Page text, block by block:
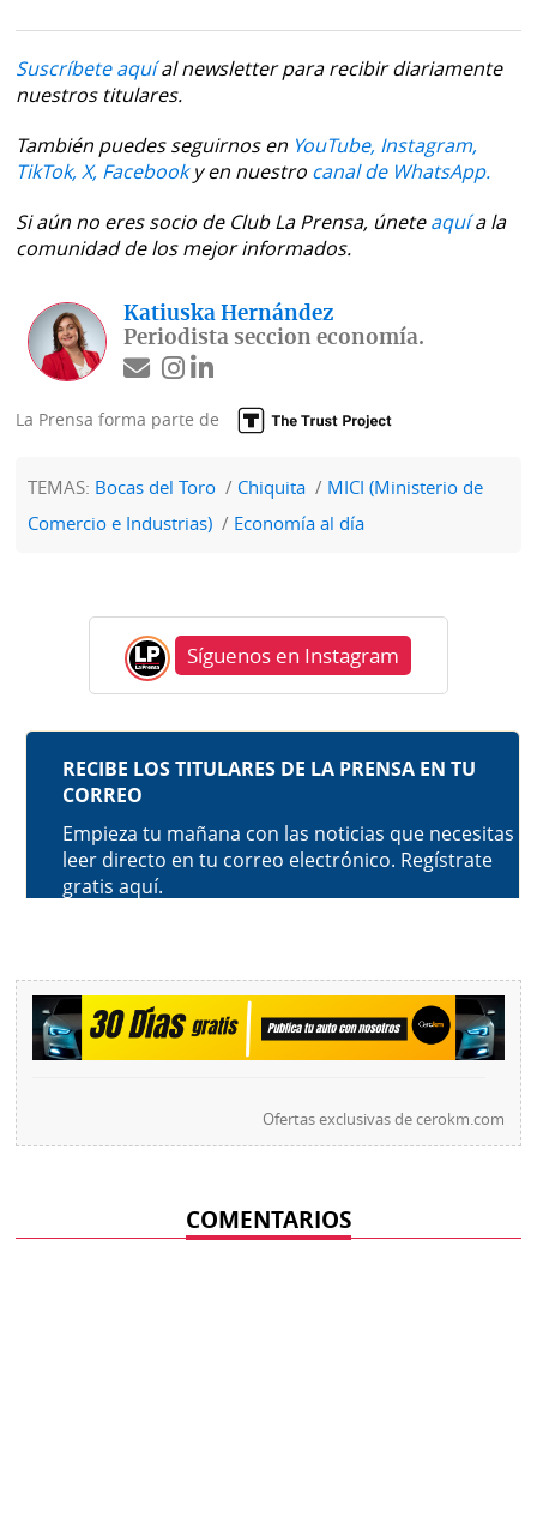
Suscríbete aquíal newsletter para recibir diariamente
nuestros titulares.
También puedes seguirnos en YouTube, Instagram,
TikTok, X, Facebooky en nuestro canal de WhatsApp.
Si aún no eres socio de Club La Prensa, úneteaquía la
comunidad de los mejor informados.
Katiuska Hernández
Periodista seccion economía.
La Prensa forma parte de
TEMAS: Bocas del Toro Chiquita
MICI (Ministerio de
Comercio e Industrias)
Economía al día
Síguenos en Instagram
Ofertas exclusivas decerokm.com
COMENTARIOS